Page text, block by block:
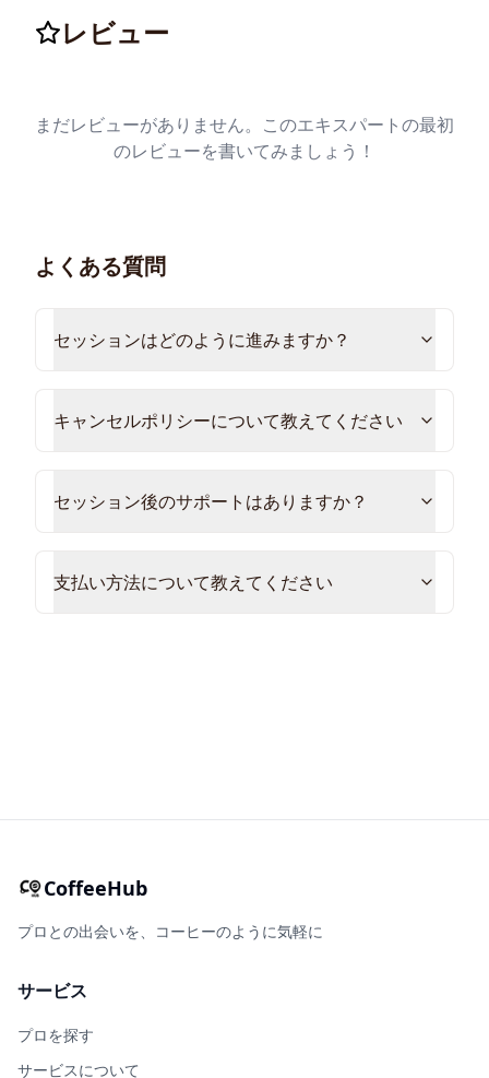
レビュー
まだレビューがありません。このエキスパートの最初
のレビューを書いてみましょう！
よくある質問
セッションはどのように進みますか？
キャンセルポリシーについて教えてください
セッション後のサポートはありますか？
支払い方法について教えてください
CoffeeHub
プロとの出会いを、コーヒーのように気軽に
サービス
プロを探す
サービスについて